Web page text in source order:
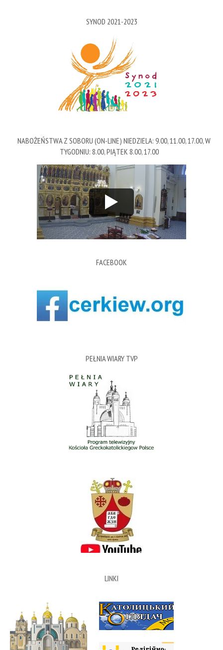
SYNOD 2021-2023
NABOŻEŃSTWA Z SOBORU (ON-LINE) NIEDZIELA: 9.00, 11.00, 17.00, W
TYGODNIU: 8.00, PIĄTEK 8.00, 17.00
FACEBOOK
PEŁNIA WIARY TVP
LINKI